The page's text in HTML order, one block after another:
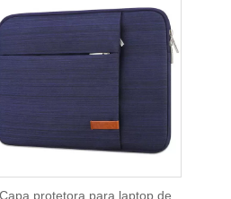
Capa protetora para laptop de